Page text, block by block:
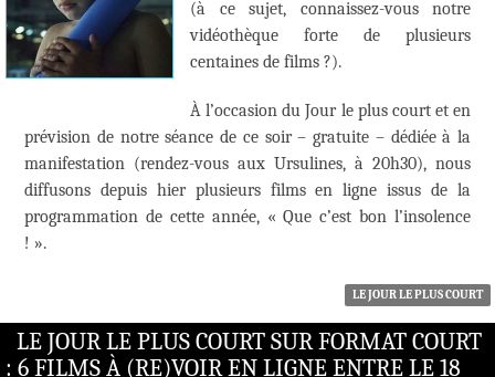
(à ce sujet, connaissez-vous notre
vidéothèque forte de plusieurs
centaines de films ?).
À l’occasion du Jour le plus court et en
prévision de notre séance de ce soir – gratuite – dédiée à la
manifestation (rendez-vous aux Ursulines, à 20h30), nous
diffusons depuis hier plusieurs films en ligne issus de la
programmation de cette année, « Que c’est bon l’insolence
! ».
LE JOUR LE PLUS COURT
LE JOUR LE PLUS COURT SUR FORMAT COURT
: 6 FILMS À (RE)VOIR EN LIGNE ENTRE LE 18